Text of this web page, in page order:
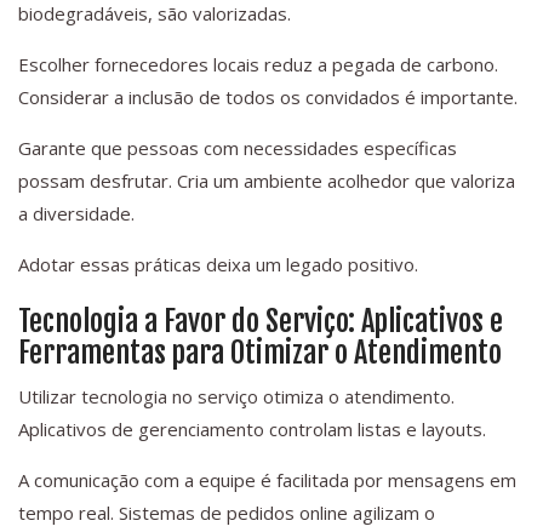
biodegradáveis, são valorizadas.
Escolher fornecedores locais reduz a pegada de carbono.
Considerar a inclusão de todos os convidados é importante.
Garante que pessoas com necessidades específicas
possam desfrutar. Cria um ambiente acolhedor que valoriza
a diversidade.
Adotar essas práticas deixa um legado positivo.
Tecnologia a Favor do Serviço: Aplicativos e
Ferramentas para Otimizar o Atendimento
Utilizar tecnologia no serviço otimiza o atendimento.
Aplicativos de gerenciamento controlam listas e layouts.
A comunicação com a equipe é facilitada por mensagens em
tempo real. Sistemas de pedidos online agilizam o